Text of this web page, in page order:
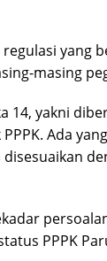
yang
masing
14, yakni
Ada
PPPK